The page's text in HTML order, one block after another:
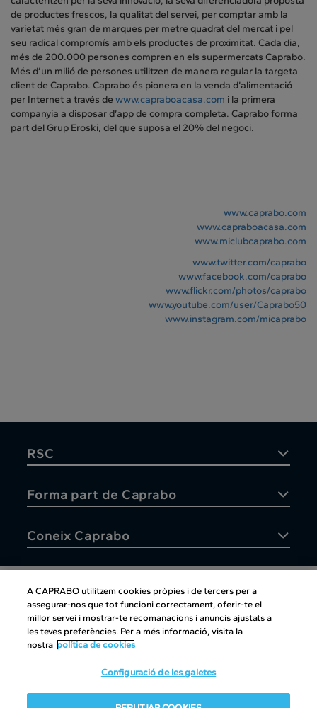
de productes frescos, la qualitat del servei, per comptar amb la
varietat més gran de marques per metre quadrat del mercat i pel
seu radical compromís amb els productes de proximitat. Cada dia,
més de 200.000 persones compren en els supermercats Caprabo.
Més d’un milió de persones utilitzen de manera regular la targeta
client de Caprabo. Caprabo és pionera en la venda d’alimentació
per Internet a través de www.capraboacasa.com i la primera
companyia a disposar d’app de compra completa. Caprabo forma
part del Grup Eroski, del que suposa el 20% del negoci.
www.caprabo.com
www.capraboacasa.com
www.miclubcaprabo.com
www.twitter.com/caprabo
www.facebook.com/caprabo
www.flickr.com/photos/caprabo
www.youtube.com/user/Caprabo50
www.instagram.com/micaprabo
RSC
Forma part de Caprabo
Coneix Caprabo
Atenció al client
Copyright| Política de cookies
A CAPRABO utilitzem cookies pròpies i de tercers per a
assegurar-nos que tot funcioni correctament, oferir-te el
millor servei i mostrar-te recomanacions i anuncis ajustats a
les teves preferències. Per a més informació, visita la
nostra política de cookies
Configuració de les galetes